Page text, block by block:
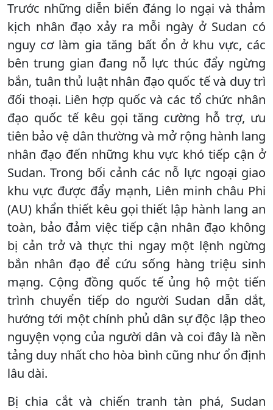
Trước những diễn biến đáng lo ngại và thảm
kịch nhân đạo xảy ra mỗi ngày ở Sudan có
nguy cơ làm gia tăng bất ổn ở khu vực, các
bên trung gian đang nỗ lực thúc đẩy ngừng
bắn, tuân thủ luật nhân đạo quốc tế và duy trì
đối thoại. Liên hợp quốc và các tổ chức nhân
đạo quốc tế kêu gọi tăng cường hỗ trợ, ưu
tiên bảo vệ dân thường và mở rộng hành lang
nhân đạo đến những khu vực khó tiếp cận ở
Sudan. Trong bối cảnh các nỗ lực ngoại giao
khu vực được đẩy mạnh, Liên minh châu Phi
(AU) khẩn thiết kêu gọi thiết lập hành lang an
toàn, bảo đảm việc tiếp cận nhân đạo không
bị cản trở và thực thi ngay một lệnh ngừng
bắn nhân đạo để cứu sống hàng triệu sinh
mạng. Cộng đồng quốc tế ủng hộ một tiến
trình chuyển tiếp do người Sudan dẫn dắt,
hướng tới một chính phủ dân sự độc lập theo
nguyện vọng của người dân và coi đây là nền
tảng duy nhất cho hòa bình cũng như ổn định
lâu dài.
Bị chia cắt và chiến tranh tàn phá, Sudan